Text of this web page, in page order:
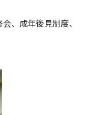
、成年後見制度、